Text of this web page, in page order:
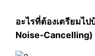
อะไรที่ต้องเตรียมไ
Noise-Cancelling)